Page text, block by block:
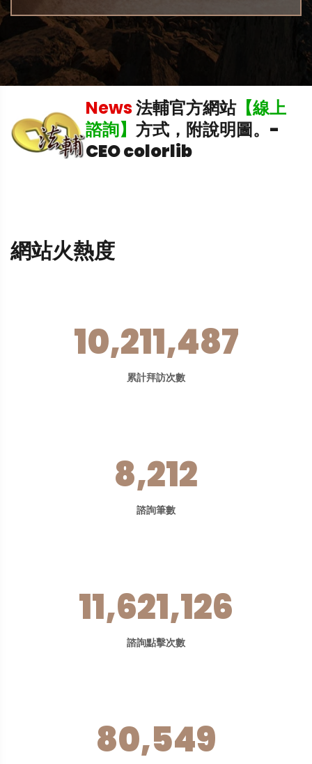
News法輔官方網站【線上
諮詢】 方式，附說明圖。 -
CEO colorlib
網站火熱度
10,211,487
累計拜訪次數
8,212
諮詢筆數
11,621,126
諮詢點擊次數
80,549